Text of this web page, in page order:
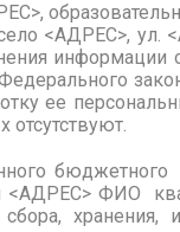
<АДРЕС>, ул.
ее
отсутствуют.
<АДРЕС> ФИО
хранения,